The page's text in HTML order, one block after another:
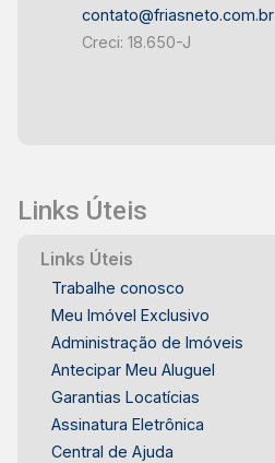
contato@friasneto.com.br
Creci: 18.650-J
Links Úteis
Links Úteis
Trabalhe conosco
Meu Imóvel Exclusivo
Administração de Imóveis
Antecipar Meu Aluguel
Garantias Locatícias
Assinatura Eletrônica
Central de Ajuda